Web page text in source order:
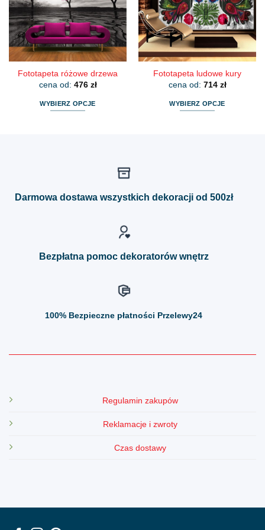
wybrać
na
stronie
produktu
wybrać
na
stronie
produktu
Fototapeta różowe drzewa
cena od: 476 zł
WYBIERZ OPCJE
Fototapeta ludowe kury
cena od: 714 zł
WYBIERZ OPCJE
można
Darmowa dostawa wszystkich dekoracji od 500zł
Bezpłatna pomoc dekoratorów wnętrz
100% Bezpieczne płatności Przelewy24
Regulamin zakupów
Reklamacje i zwroty
Czas dostawy